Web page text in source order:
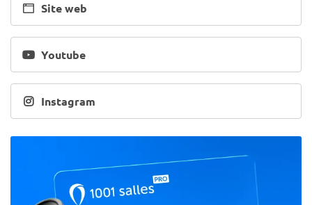
Site web
Youtube
Instagram